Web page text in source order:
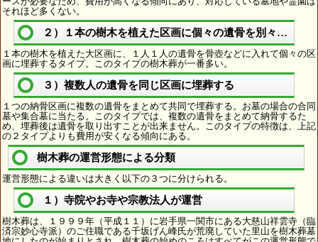
それほど多くない。
２）１本の樹木を植えた区画に個々の遺骨を別々に埋葬
１本の樹木を植えた大区画に、１人１人の遺骨を骨壺などに入れて個々の区
画に埋葬するタイプ。このタイプの樹木葬が一番多い。
３）複数人の遺骨を同じ区画に埋葬する
１つの納骨区画に複数の遺骨をまとめて共同で埋葬する。お墓の場合の合同
墓や集合墓に当たる。このタイプでは、複数の遺骨をまとめて納骨するた
め、埋葬後は遺骨を取り出すことが出来ません。このタイプの特徴は、上記
の２タイプよりも費用が安くなる傾向にある。
樹木葬の運営形態による分類
運営形態による違いは大きく以下の３つに分けられる。
１）寺院やお寺や宗教法人が運営
樹木葬は、１９９９年（平成１１）に岩手県一関市にある大慈山祥雲寺（臨
済宗妙心寺派）のご住職である千坂げん峰氏が荒廃していた里山を樹木葬墓